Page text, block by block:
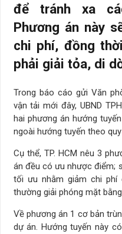
để tránh xa
Phương án này
chi phí, đồng
phải giải tỏa, di
Trong báo cáo gửi Văn
vận tải mới đây, UBND
hai phương án hướng
ngoài hướng tuyến theo
Cụ thể, TP. HCM nêu 3
án đều có ưu nhược điểm;
tối ưu nhằm giảm chi
thường giải phóng mặt
Về phương án 1 cơ bản
dự án. Hướng tuyến này